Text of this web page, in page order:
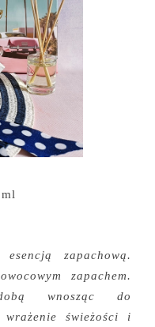
zapachową.
zapachem.
wnosząc do
wrażenie świeżości i